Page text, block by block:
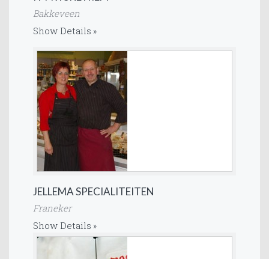
Bakkeveen
Show Details
JELLEMA SPECIALITEITEN
Franeker
Show Details